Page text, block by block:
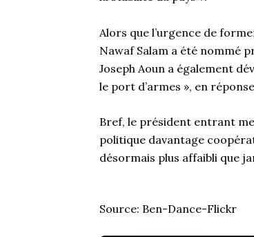
Alors que l’urgence de
Nawaf Salam a été nommé
Joseph Aoun a également
le port d’armes », en
Bref, le président entrant
politique davantage
désormais plus affaibli que
Source: Ben-Dance-Flickr